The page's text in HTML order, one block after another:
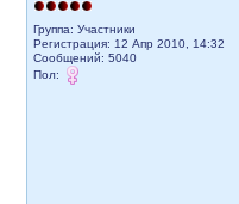
Группа: Участники
Регистрация: 12 Апр 2010, 14:32
Сообщений: 5040
Пол: